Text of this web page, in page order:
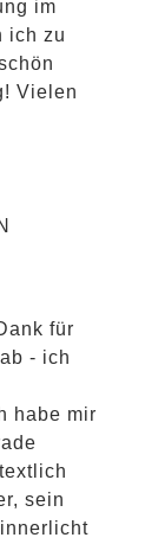
im
ich zu
Vielen
für
- ich
habe mir
sein